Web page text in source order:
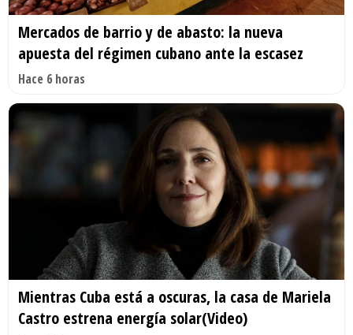
Mercados de barrio y de abasto: la nueva
apuesta del régimen cubano ante la escasez
Hace 6 horas
Mientras Cuba está a oscuras, la casa de Mariela
Castro estrena energía solar(Video)